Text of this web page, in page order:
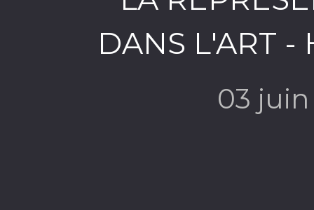
DANS L'ART
03